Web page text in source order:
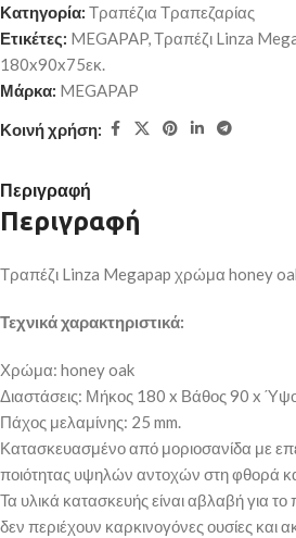
Κατηγορία: Τραπέζια Τραπεζαρίας
Ετικέτες: MEGAPAP,Τραπέζι Linza
180x90x75εκ.
Μάρκα: MEGAPAP
Κοινή χρήση:
Περιγραφή
Περιγραφή
Τραπέζι Linza Megapap χρώμα honey
Τεχνικά χαρακτηριστικά:
Χρώμα: honey oak
Διαστάσεις: Μήκος 180 x Βάθος 90 x
Πάχος μελαμίνης: 25 mm.
Κατασκευασμένο από μοριοσανίδα με
ποιότητας υψηλών αντοχών στη φθορά
Τα υλικά κατασκευής είναι αβλαβή για το
δεν περιέχουν καρκινογόνες ουσίες και